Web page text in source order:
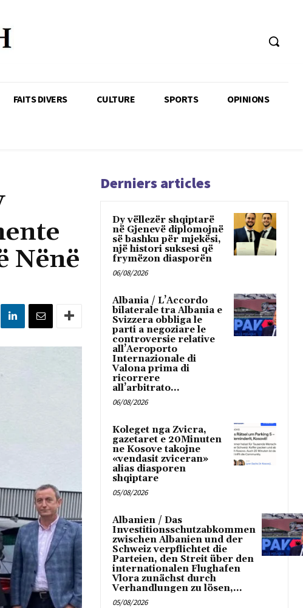
FAITS DIVERS CULTURE SPORTS OPINIONS
Nënë
Derniers articles
Dy vëllezër shqiptarë
në Gjenevë diplomojnë
së bashku për mjekësi,
një histori suksesi që
frymëzon diasporën
06/08/2026
Albania / L’Accordo
bilaterale tra Albania e
Svizzera obbliga le
parti a negoziare le
controversie relative
all’Aeroporto
Internazionale di
Valona prima di
ricorrere
all’arbitrato...
06/08/2026
Koleget nga Zvicra,
gazetaret e 20Minuten
ne Kosove takojne
«vendasit zviceran»
alias diasporen
shqiptare
05/08/2026
Albanien / Das
Investitionsschutzabkommen
zwischen Albanien und der
Schweiz verpflichtet die
Parteien, den Streit über den
internationalen Flughafen
Vlora zunächst durch
Verhandlungen zu lösen,...
05/08/2026